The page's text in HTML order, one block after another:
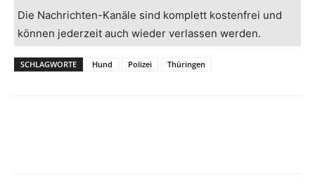
Die Nachrichten-Kanäle sind komplett kostenfrei und
können jederzeit auch wieder verlassen werden.
SCHLAGWORTE Hund Polizei Thüringen